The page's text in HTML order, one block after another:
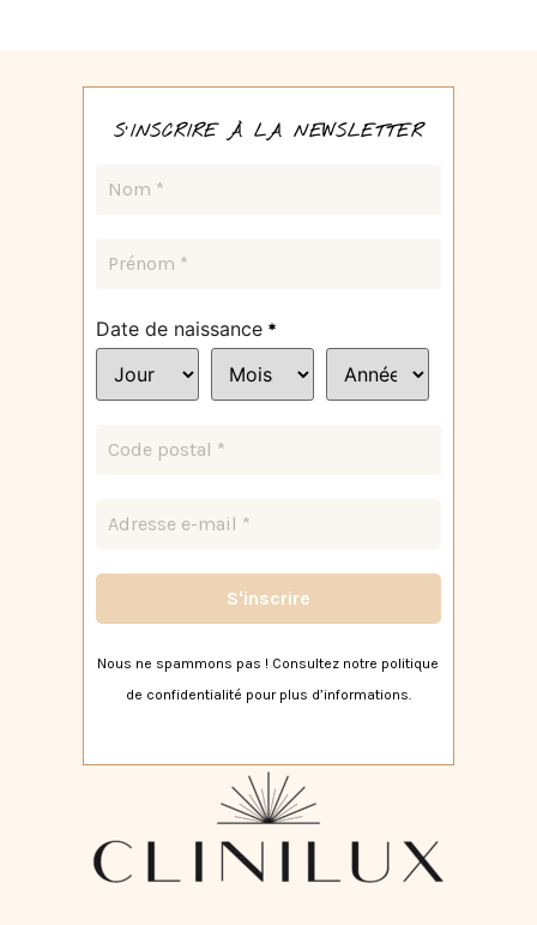
S'INSCRIRE À LA NEWSLETTER
Date de naissance *
Nous ne spammons pas ! Consultez notre politique
de confidentialité pour plus d’informations.